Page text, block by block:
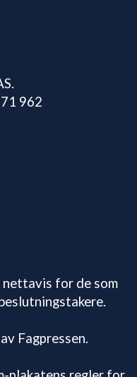
962
nettavis for de som
Fagpressen.